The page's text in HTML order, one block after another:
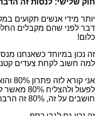
חוק שלישי: לנסות זה
יותר מידי אנשים תקועים
דבר לפני שהם מקבלים
כלום!
זה נכון במיוחד כשאנחנו
למה חשוב לקחת צעדים
אני
חושבים על זה, 80% זה הרבה יותר טוב מ 0%.